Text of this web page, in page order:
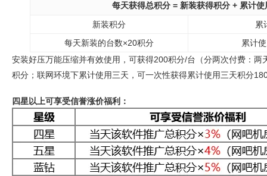
每天获得总积分 = 新装获得积分 + 累计
新装积分
累
每天新装的台数×20积分
累计
安装好压万能压缩并有效使用，可获得200积分/台（分两次付费：
积分；联网环境下累计使用三天，可一次性获得累计使用三天积分
四星以上可享受信誉涨价福利：